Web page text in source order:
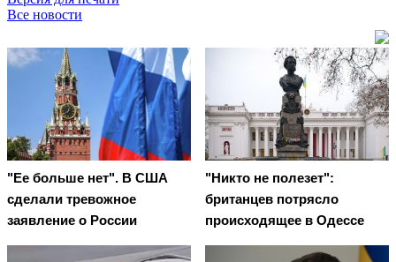
Все новости
"Ее больше нет". В США
сделали тревожное
заявление о России
"Никто не полезет":
британцев потрясло
происходящее в Одессе